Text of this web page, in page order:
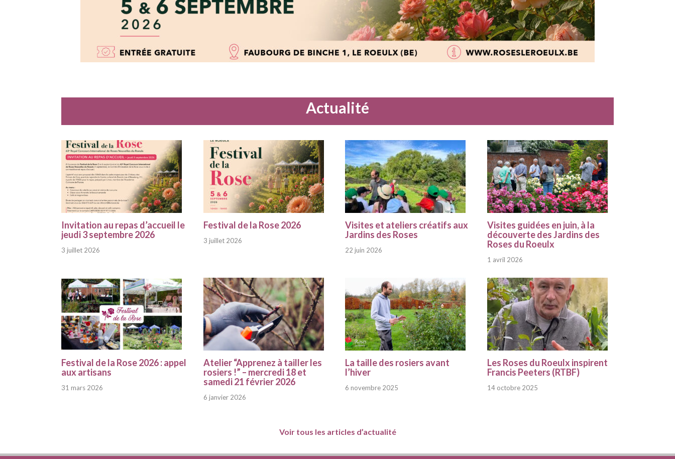
Actualité
Invitation au repas d’accueil le
jeudi 3 septembre 2026
3 juillet 2026
Festival de la Rose 2026
3 juillet 2026
Visites et ateliers créatifs aux
Jardins des Roses
22 juin 2026
Visites guidées en juin, à la
découverte des Jardins des
Roses du Roeulx
1 avril 2026
Festival de la Rose 2026 : appel
aux artisans
31 mars 2026
Atelier “Apprenez à tailler les
rosiers !” – mercredi 18 et
samedi 21 février 2026
6 janvier 2026
La taille des rosiers avant
l’hiver
6 novembre 2025
Les Roses du Roeulx inspirent
Francis Peeters (RTBF)
14 octobre 2025
Voir tous les articles d’actualité